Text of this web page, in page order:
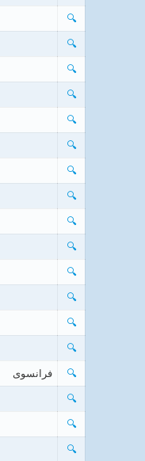
🔍
🔍
🔍
🔍
🔍
🔍
🔍
🔍
🔍
🔍
🔍
🔍
🔍
🔍
فرانسوی 🔍
🔍
🔍
🔍